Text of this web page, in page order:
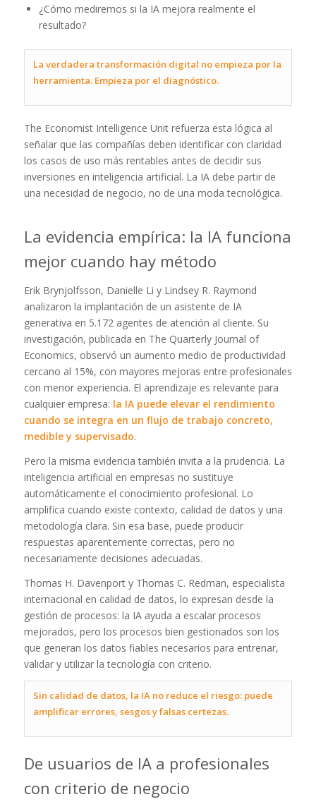
¿Cómo mediremos si la IA mejora realmente el
resultado?
La verdadera transformación digital no empieza por la
herramienta. Empieza por el diagnóstico.
The Economist Intelligence Unit refuerza esta lógica al
señalar que las compañías deben identificar con claridad
los casos de uso más rentables antes de decidir sus
inversiones en inteligencia artificial. La IA debe partir de
una necesidad de negocio, no de una moda tecnológica.
La evidencia empírica: la IA funciona
mejor cuando hay método
Erik Brynjolfsson, Danielle Li y Lindsey R. Raymond
analizaron la implantación de un asistente de IA
generativa en 5.172 agentes de atención al cliente. Su
investigación, publicada en The Quarterly Journal of
Economics, observó un aumento medio de productividad
cercano al 15%, con mayores mejoras entre profesionales
con menor experiencia. El aprendizaje es relevante para
cualquier empresa: la IA puede elevar el rendimiento
cuando se integra en un flujo de trabajo concreto,
medible y supervisado.
Pero la misma evidencia también invita a la prudencia. La
inteligencia artificial en empresas no sustituye
automáticamente el conocimiento profesional. Lo
amplifica cuando existe contexto, calidad de datos y una
metodología clara. Sin esa base, puede producir
respuestas aparentemente correctas, pero no
necesariamente decisiones adecuadas.
Thomas H. Davenport y Thomas C. Redman, especialista
internacional en calidad de datos, lo expresan desde la
gestión de procesos: la IA ayuda a escalar procesos
mejorados, pero los procesos bien gestionados son los
que generan los datos fiables necesarios para entrenar,
validar y utilizar la tecnología con criterio.
Sin calidad de datos, la IA no reduce el riesgo: puede
amplificar errores, sesgos y falsas certezas.
De usuarios de IA a profesionales
con criterio de negocio